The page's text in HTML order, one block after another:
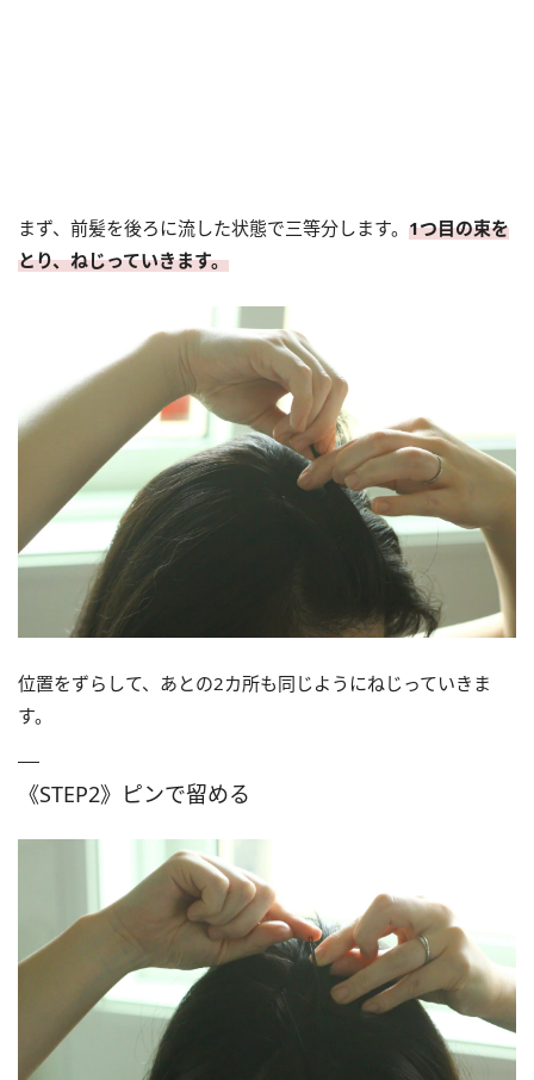
まず、前髪を後ろに流した状態で三等分します。 1つ目の束を
とり、ねじっていきます。
位置をずらして、あとの2カ所も同じようにねじっていきま
す。
《STEP2》ピンで留める